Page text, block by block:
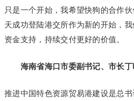
只是一个开始，我希望快狗的合作
天成功登陆港交所作为新的开始，
资金支持，持续交付更好的价值。
海南省海口市委副书记、市长丁
推进中国特色资源贸易港建设是总